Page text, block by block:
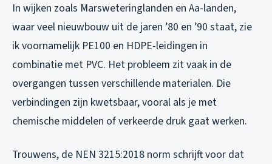
In wijken zoals Marsweteringlanden en Aa-landen,
waar veel nieuwbouw uit de jaren ’80 en ’90 staat, zie
ik voornamelijk PE100 en HDPE-leidingen in
combinatie met PVC. Het probleem zit vaak in de
overgangen tussen verschillende materialen. Die
verbindingen zijn kwetsbaar, vooral als je met
chemische middelen of verkeerde druk gaat werken.
Trouwens, de NEN 3215:2018 norm schrijft voor dat